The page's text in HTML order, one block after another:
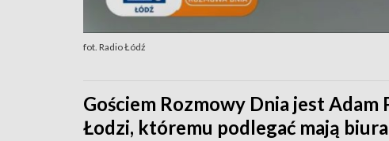
fot. Radio Łódź
Gościem Rozmowy Dnia jest
Łodzi, któremu podlegać mają